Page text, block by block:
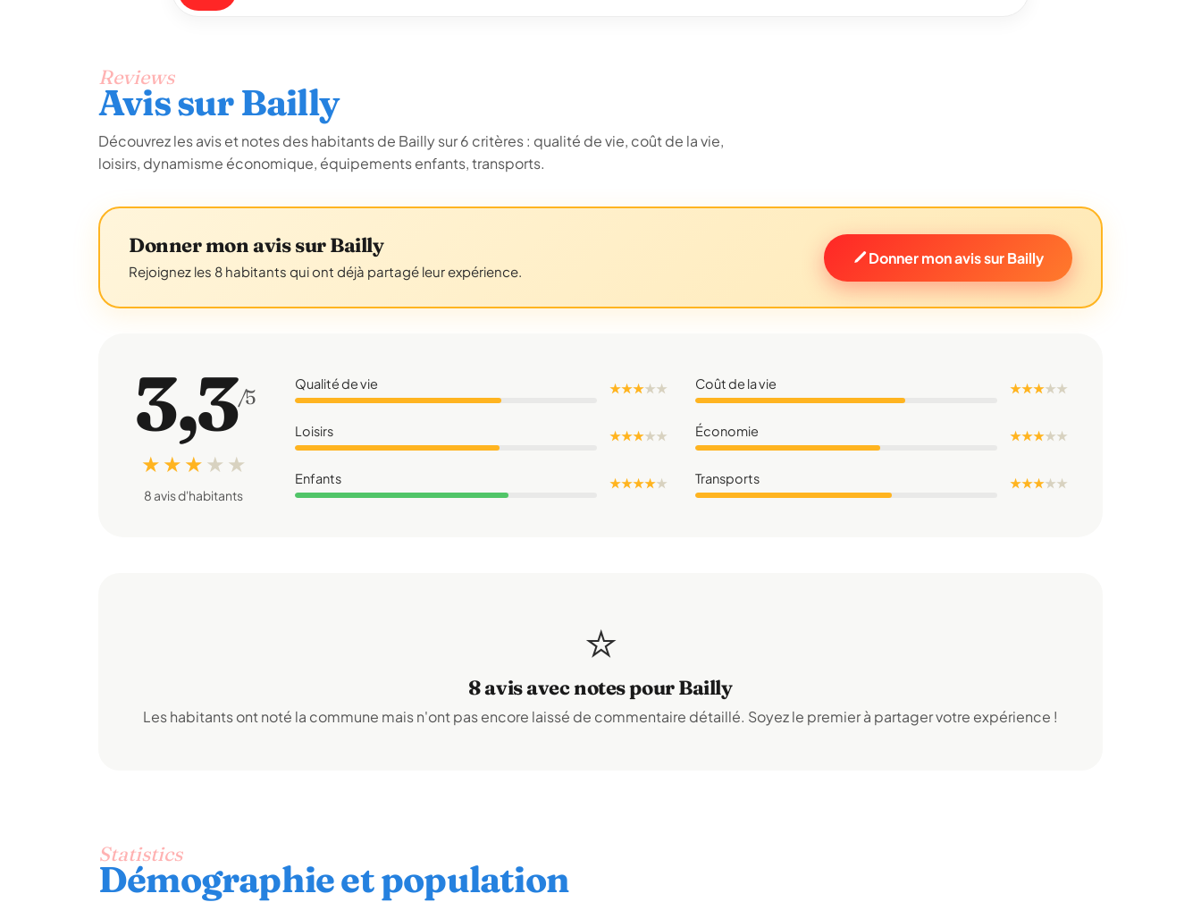
Reviews
Avis sur Bailly
Découvrez les avis et notes des habitants de Bailly sur 6 critères : qualité de vie, coût de la vie,
loisirs, dynamisme économique, équipements enfants, transports.
Donner mon avis sur Bailly
Rejoignez les 8 habitants qui ont déjà partagé leur expérience.
Donner mon avis sur Bailly
3,3/5
★ ★ ★ ★ ★
8 avis d'habitants
Qualité de vie ★ ★ ★★★ Coût de la vie ★ ★ ★★★
Loisirs ★ ★ ★★★ Économie ★ ★ ★★★
Enfants ★ ★ ★ ★★ Transports ★ ★ ★★★
⭐
8 avis avec notes pour Bailly
Les habitants ont noté la commune mais n'ont pas encore laissé de commentaire détaillé. Soyez le premier à partager votre expérience !
Statistics
Démographie et population